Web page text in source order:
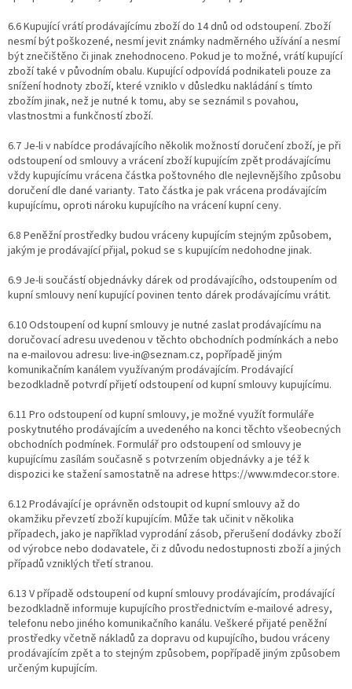
6.6 Kupující vrátí prodávajícímu zboží do 14 dnů od odstoupení. Zboží
nesmí být poškozené, nesmí jevit známky nadměrného užívání a nesmí
být znečištěno či jinak znehodnoceno. Pokud je to možné, vrátí kupující
zboží také v původním obalu. Kupující odpovídá podnikateli pouze za
snížení hodnoty zboží, které vzniklo v důsledku nakládání s tímto
zbožím jinak, než je nutné k tomu, aby se seznámil s povahou,
vlastnostmi a funkčností zboží.
6.7 Je-li v nabídce prodávajícího několik možností doručení zboží, je při
odstoupení od smlouvy a vrácení zboží kupujícím zpět prodávajícímu
vždy kupujícímu vrácena částka poštovného dle nejlevnějšího způsobu
doručení dle dané varianty. Tato částka je pak vrácena prodávajícím
kupujícímu, oproti nároku kupujícího na vrácení kupní ceny.
6.8 Peněžní prostředky budou vráceny kupujícím stejným způsobem,
jakým je prodávající přijal, pokud se s kupujícím nedohodne jinak.
6.9 Je-li součástí objednávky dárek od prodávajícího, odstoupením od
kupní smlouvy není kupující povinen tento dárek prodávajícímu vrátit.
6.10 Odstoupení od kupní smlouvy je nutné zaslat prodávajícímu na ​
doručovací​ adresu uvedenou v těchto obchodních podmínkách a nebo
na e-mailovou adresu: live-in@seznam.cz​, popřípadě jiným
komunikačním kanálem využívaným prodávajícím. ​Prodávající
bezodkladně potvrdí přijetí odstoupení od kupní smlouvy kupujícímu.
6.11 Pro odstoupení od kupní smlouvy, je možné využít formuláře
poskytnutého prodávajícím a uvedeného na konci těchto všeobecných
obchodních podmínek. Formulář pro odstoupení od smlouvy je
kupujícímu zasílám současně s potvrzením objednávky a je též k
dispozici ke stažení samostatně na adrese​ https://www.mdecor.store.
6.12 Prodávající je oprávněn odstoupit od kupní smlouvy až do
okamžiku převzetí zboží kupujícím. Může tak učinit v několika
případech, jako je například vyprodání zásob, přerušení dodávky zboží
od výrobce nebo dodavatele, či z důvodu nedostupnosti zboží a jiných
případů vzniklých třetí stranou.
6.13 V případě odstoupení od kupní smlouvy prodávajícím, prodávající
bezodkladně informuje kupujícího prostřednictvím e-mailové adresy,
telefonu nebo jiného komunikačního kanálu. Veškeré přijaté peněžní
prostředky včetně nákladů za dopravu od kupujícího, budou vráceny
prodávajícím zpět a to stejným způsobem, popřípadě jiným způsobem
určeným kupujícím.